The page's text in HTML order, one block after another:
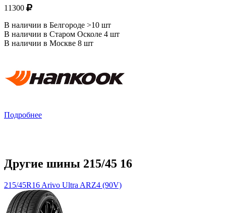
11300
В наличии в Белгороде >10 шт
В наличии в Старом Осколе 4 шт
В наличии в Москве 8 шт
Подробнее
Другие шины 215/45 16
215/45R16 Arivo Ultra ARZ4 (90V)